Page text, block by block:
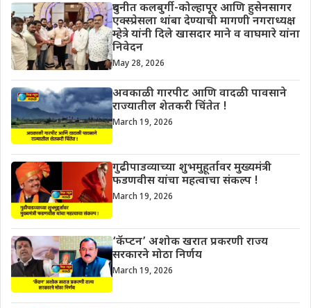
दुधनीत कलबुर्गी-कोल्हापूर आणि हुसेनसागर
एक्स्प्रेसला थांबा देण्याची मागणी नगराध्यक्ष
म्हेत्रे यांनी दिले खासदार माने व वाघमारे यांना
निवेदन
May 28, 2026
अवकाळी गारपीट आणि वादळी पावसाने
राज्यातील शेतकरी चिंतेत !
March 19, 2026
गुढीपाडव्याच्या शुभमुहूर्तावर मुख्यमंत्री
फडणवीस यांचा महत्वाचा संकल्प !
March 19, 2026
‘कॅप्टन’ अशोक खरात प्रकरणी राज्य
सरकारने मोठा निर्णय
March 19, 2026